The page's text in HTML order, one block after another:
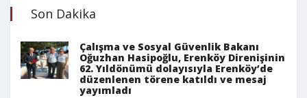
Son Dakika
Çalışma ve Sosyal Güvenlik Bakanı
Oğuzhan Hasipoğlu, Erenköy Direnişinin
62. Yıldönümü dolayısıyla Erenköy’de
düzenlenen törene katıldı ve mesaj
yayımladı